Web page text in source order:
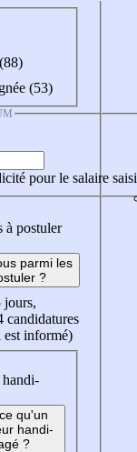
(53)
pour le salaire saisi
à postuler
parmi les
?
jours,
candidatures
est informé)
qu'un
handi-
?